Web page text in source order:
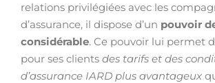
relations privilégiées avec les
d’assurance, il dispose d’un pouvoir
considérable. Ce pouvoir lui permet
pour ses clients des tarifs et des
d’assurance IARD plus avantageux